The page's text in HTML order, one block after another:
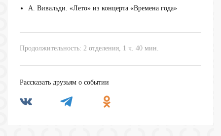
А. Вивальди. «Лето» из концерта «Времена года»
Продолжительность: 2 отделения, 1 ч. 40 мин.
Рассказать друзьям о событии